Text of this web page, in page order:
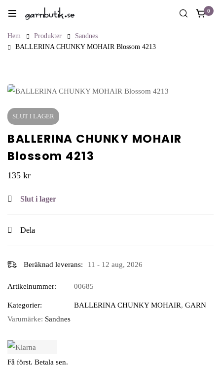
0
Hem Produkter
Sandnes
BALLERINA CHUNKY MOHAIR Blossom 4213
SLUT I LAGER
BALLERINA CHUNKY MOHAIR
Blossom 4213
135 kr
Slut i lager
Dela
Beräknad leverans: 11 - 12 aug, 2026
Artikelnummer: 00685
Kategorier: BALLERINA CHUNKY MOHAIR, GARN
Varumärke: Sandnes
Få först. Betala sen.